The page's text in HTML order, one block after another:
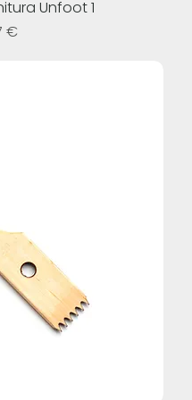
Unfoot 1
€